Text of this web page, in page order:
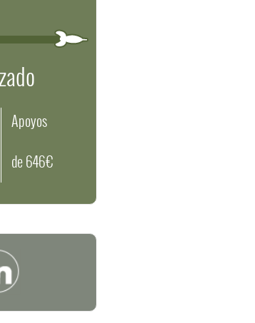
Apoyos
de 646€